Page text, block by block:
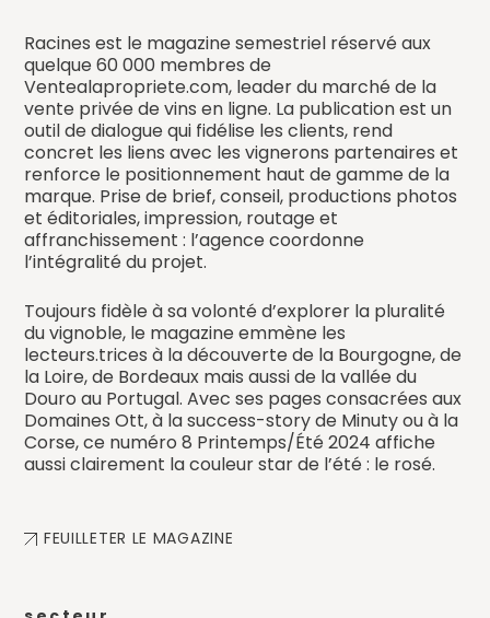
Racines est le magazine semestriel réservé aux
quelque 60 000 membres de
Ventealapropriete.com, leader du marché de la
vente privée de vins en ligne. La publication est un
outil de dialogue qui fidélise les clients, rend
concret les liens avec les vignerons partenaires et
renforce le positionnement haut de gamme de la
marque. Prise de brief, conseil, productions photos
et éditoriales, impression, routage et
affranchissement : l’agence coordonne
l’intégralité du projet.
Toujours fidèle à sa volonté d’explorer la pluralité
du vignoble, le magazine emmène les
lecteurs.trices à la découverte de la Bourgogne, de
la Loire, de Bordeaux mais aussi de la vallée du
Douro au Portugal. Avec ses pages consacrées aux
Domaines Ott, à la success-story de Minuty ou à la
Corse, ce numéro 8 Printemps/Été 2024 affiche
aussi clairement la couleur star de l’été : le rosé.
FEUILLETER LE MAGAZINE